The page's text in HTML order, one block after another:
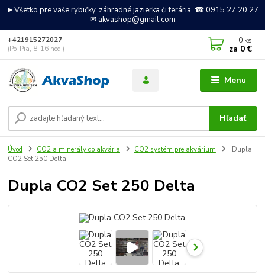
►Všetko pre vaše rybičky, záhradné jazierka či terária. ☎ 0915 27 20 27
✉ akvashop@gmail.com
Menu
Hľadať
+421915272027
(Po-Pia, 8-16 hod.)
0 ks
za 0 €
Úvod CO2 a minerály do akvária CO2 systém pre akvárium
Dupla
CO2 Set 250 Delta
Dupla CO2 Set 250 Delta